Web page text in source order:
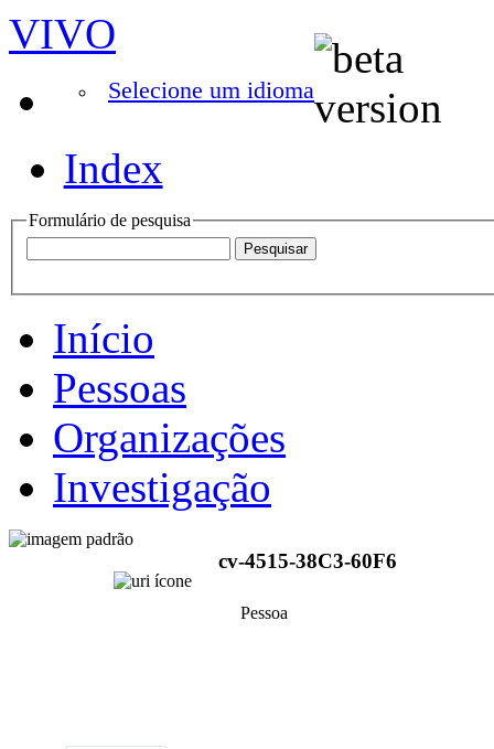
VIVO
Selecione um idioma
Index
Formulário de pesquisa
Início
Pessoas
Organizações
Investigação
cv-4515-38C3-60F6
Pessoa